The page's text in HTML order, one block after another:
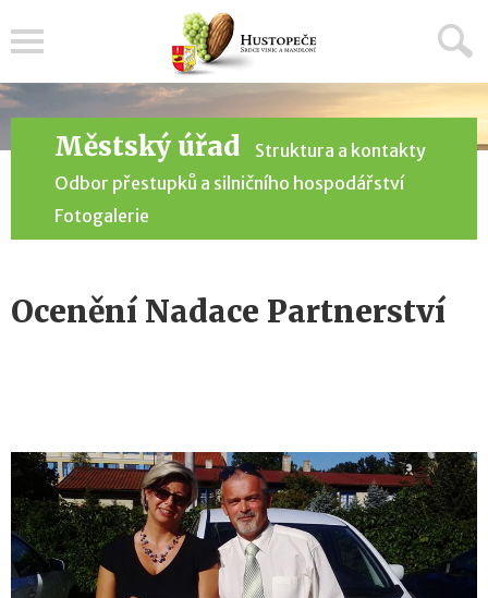
Městský úřad
Struktura a kontakty
Odbor přestupků a silničního hospodářství
Fotogalerie
Ocenění Nadace Partnerství